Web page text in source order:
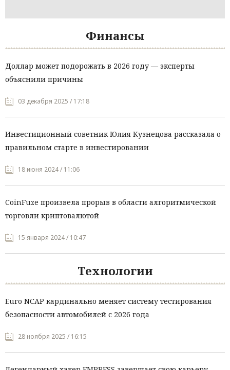
Финансы
Доллар может подорожать в 2026 году — эксперты
объяснили причины
03 декабря 2025 / 17:18
Инвестиционный советник Юлия Кузнецова рассказала о
правильном старте в инвестировании
18 июня 2024 / 11:06
CoinFuze произвела прорыв в области алгоритмической
торговли криптовалютой
15 января 2024 / 10:47
Технологии
Euro NCAP кардинально меняет систему тестирования
безопасности автомобилей с 2026 года
28 ноября 2025 / 16:15